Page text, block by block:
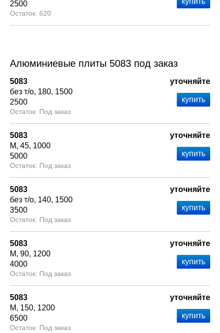
2500
620
Алюминиевые плиты 5083 под заказ
5083
без т/о 180 1500
2500
Под заказ
уточняйте
5083
М 45 1000
5000
Под заказ
уточняйте
5083
без т/о 140 1500
3500
Под заказ
уточняйте
5083
М 90 1200
4000
Под заказ
уточняйте
5083
М
150 1200
6500
Под заказ
уточняйте